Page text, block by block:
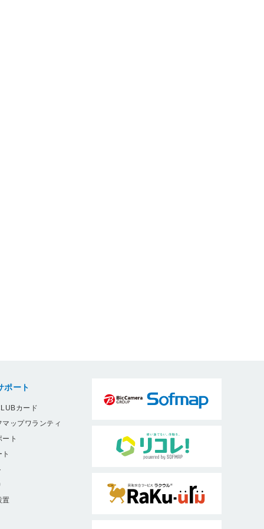
ポート
カード
ップワランティ
ト
置